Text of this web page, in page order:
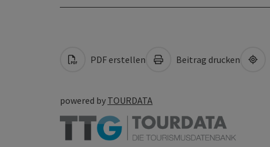
PDF erstellen Beitrag drucken
powered by TOURDATA